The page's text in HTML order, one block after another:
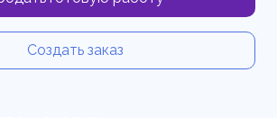
Создать заказ